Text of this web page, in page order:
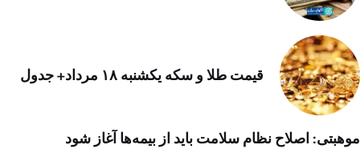
قیمت طلا و سکه یکشنبه ۱۸ مرداد+ جدول
موهبتی: اصلاح نظام سلامت باید از بیمه‌ها آغاز شود